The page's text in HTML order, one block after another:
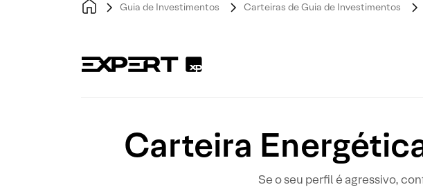
Guia de Investimentos Carteiras de Guia de Investimentos
Carteira
Se o seu perfil é agressivo,